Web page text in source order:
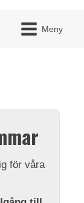
Meny
för våra